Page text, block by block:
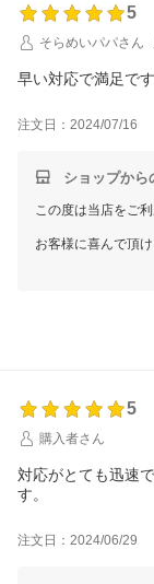
5
そらめいパパさん
早い対応で満足で
注文日：2024/07/16
ショップから
この度は当店をご
お客様に喜んで頂
5
購入者さん
対応がとても迅速
す。
注文日：2024/06/29